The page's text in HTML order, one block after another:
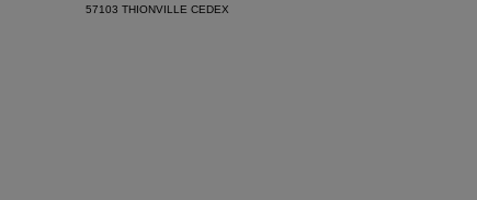
57103 THIONVILLE CEDEX